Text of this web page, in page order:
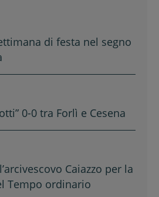
di festa nel segno
0-0 tra Forlì e Cesena
Caiazzo per la
Tempo ordinario